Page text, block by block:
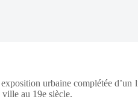
urbaine complétée
ville au 19e siècle.